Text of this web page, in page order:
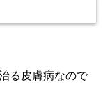
る皮膚病なので